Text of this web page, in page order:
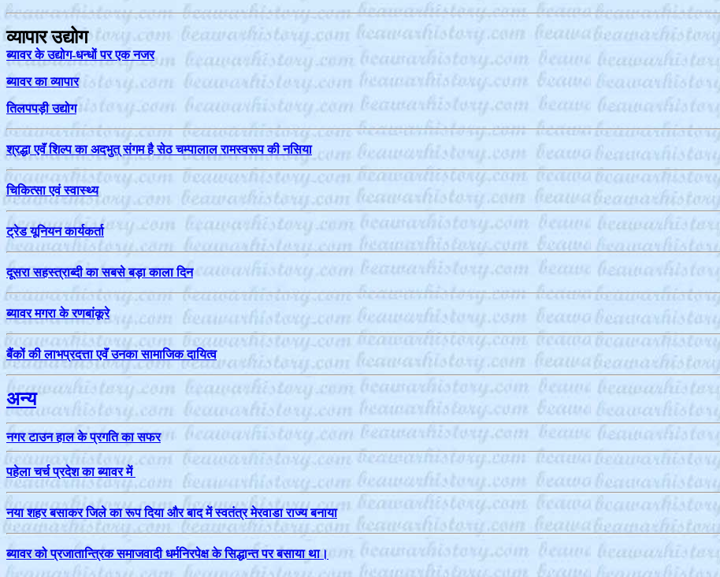
व्यापार उद्योग
ब्यावर के उद्योग-धन्धों पर एक नजर
ब्यावर का व्यापार
तिलपपड़ी उद्योग
श्रद्धा एवॅं शिल्प का अदभुत् संगम है सेठ चम्पालाल रामस्वरूप की नसिया
चिकित्सा एवं स्वास्थ्य
ट्रेड यूनियन कार्यकर्ता
दूसरा सहस्त्राब्दी का सबसे बड़ा काला दिन
ब्यावर मगरा के रणबांकूरे
बैंकों की लाभप्रदत्ता एवॅं उनका सामाजिक दायित्व
अन्य
नगर टाउन हाल के प्रगति का सफर
पहेला चर्च प्रदेश का ब्‍यावर में
नया शहर बसाकर जिले का रूप दिया और बाद में स्वतंत्र मेरवाडा राज्य बनाया
ब्यावर को प्रजातान्त्रिक समाजवादी धर्मनिरपेक्ष के सिद्धान्त पर बसाया था।